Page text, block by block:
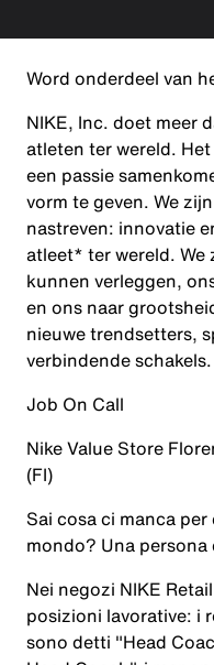
Word onderdeel van
NIKE, Inc. doet meer
atleten ter wereld.
een passie
vorm te geven. We
nastreven: innovatie
atleet* ter wereld. We
kunnen verleggen,
en ons naar
nieuwe trendsetters,
verbindende
Job On Call
Nike Value Store
(FI)
Sai cosa ci manca
mondo? Una persona
Nei negozi NIKE
posizioni lavorative: i
sono detti "Head